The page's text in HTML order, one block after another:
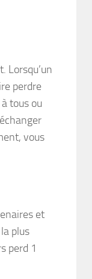
Lorsqu’un
perdre
tous ou
vous
et
plus
perd 1